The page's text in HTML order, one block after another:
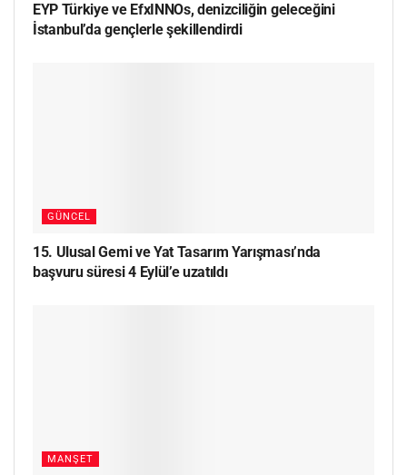
EYP Türkiye ve EfxINNOs, denizciliğin geleceğini
İstanbul’da gençlerle şekillendirdi
GÜNCEL
15. Ulusal Gemi ve Yat Tasarım Yarışması’nda
başvuru süresi 4 Eylül’e uzatıldı
MANŞET